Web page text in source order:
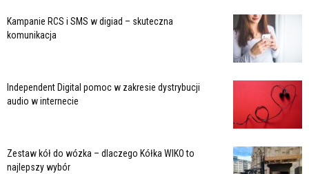
Kampanie RCS i SMS w digiad – skuteczna
komunikacja
Independent Digital pomoc w zakresie dystrybucji
audio w internecie
Zestaw kół do wózka – dlaczego Kółka WIKO to
najlepszy wybór